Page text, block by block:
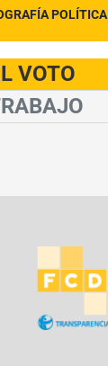
POLÍTICA
VOTO